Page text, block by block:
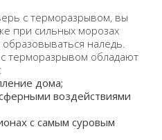
с терморазрывом, вы
при сильных морозах
наледь.
терморазрывом обладают
дома;
воздействиями
с самым суровым